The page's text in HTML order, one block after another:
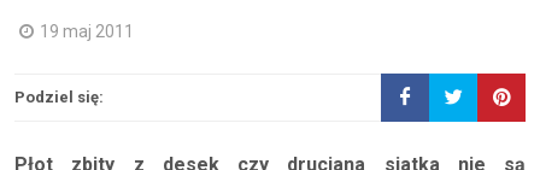
19 maj 2011
Podziel się:
Płot zbity z desek czy druciana siatka nie są